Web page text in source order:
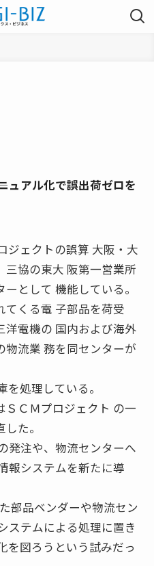
ュアル化で誤出荷ゼロを
ジェクトの誤算 大阪・大
協の東大 阪第一営業所
として 機能している。
てくる電 子部品を荷受
洋電機の 国内および海外
流業 務を同センターが
処理している。
ＣＭプロジェクト の一
た。
発注や、物流センターへ
報システムを新たに導
部品ベンダーや物流セン
ステムによる処理に置き
を図ろうという試みだっ